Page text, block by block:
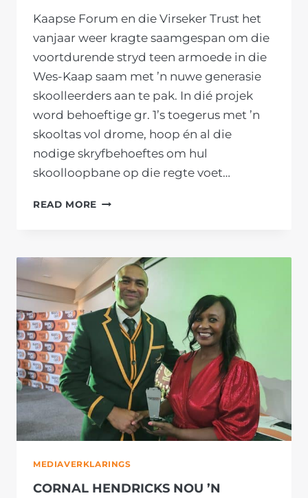
Kaapse Forum en die Virseker Trust het
vanjaar weer kragte saamgespan om die
voortdurende stryd teen armoede in die
Wes-Kaap saam met ’n nuwe generasie
skoolleerders aan te pak. In dié projek
word behoeftige gr. 1’s toegerus met ’n
skooltas vol drome, hoop én al die
nodige skryfbehoeftes om hul
skoolloopbane op die regte voet…
READ MORE KAAPSE
SKEP
BLINK
TOEKOMS
VIR
KLIPDALE
E.K
PRIMÊR
LEERDERS
MEDIAVERKLARINGS
CORNAL HENDRICKS NOU ’N